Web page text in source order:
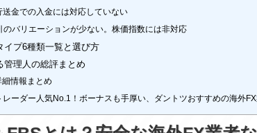
送金での入金には対応していない
のバリエーションが少ない。株価指数には非対応
イプ6種類一覧と選び方
管理人の総評まとめ
細情報まとめ
レーダー人気No.1！ボーナスも手厚い、ダントツおすすめの海外FX